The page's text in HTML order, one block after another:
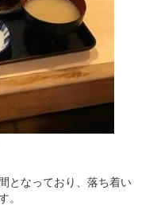
となっており、落ち着い